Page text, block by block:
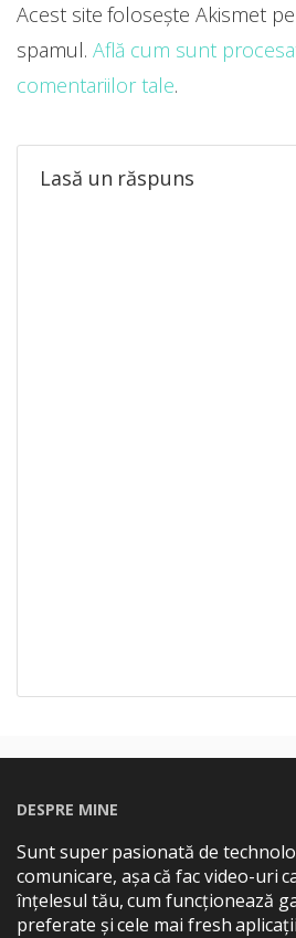
Lasă un răspuns
Acest site folosește Akismet
spamul. Află cum sunt
comentariilor tale.
DESPRE MINE
Sunt super pasionată de
comunicare, așa că fac video-uri
înțelesul tău, cum funcționează
preferate și cele mai fresh aplicații